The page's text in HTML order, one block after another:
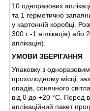
10 одноразових
та 1 герметично
у картонній коробці.
300 г -1 аплікація) або
аплікація).
УМОВИ ЗБЕРІГАННЯ
Упаковку з
прохолодному місці,
опадів, сонячного
від 0 до +20 °С. Перед
аплікаційний пакет